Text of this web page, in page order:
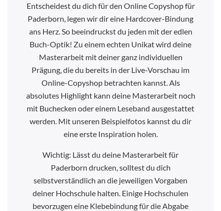
Entscheidest du dich für den Online Copyshop für
Paderborn, legen wir dir eine Hardcover-Bindung
ans Herz. So beeindruckst du jeden mit der edlen
Buch-Optik! Zu einem echten Unikat wird deine
Masterarbeit mit deiner ganz individuellen
Prägung, die du bereits in der Live-Vorschau im
Online-Copyshop betrachten kannst. Als
absolutes Highlight kann deine Masterarbeit noch
mit Buchecken oder einem Leseband ausgestattet
werden. Mit unseren Beispielfotos kannst du dir
eine erste Inspiration holen.
Wichtig: Lässt du deine Masterarbeit für
Paderborn drucken, solltest du dich
selbstverständlich an die jeweiligen Vorgaben
deiner Hochschule halten. Einige Hochschulen
bevorzugen eine Klebebindung für die Abgabe